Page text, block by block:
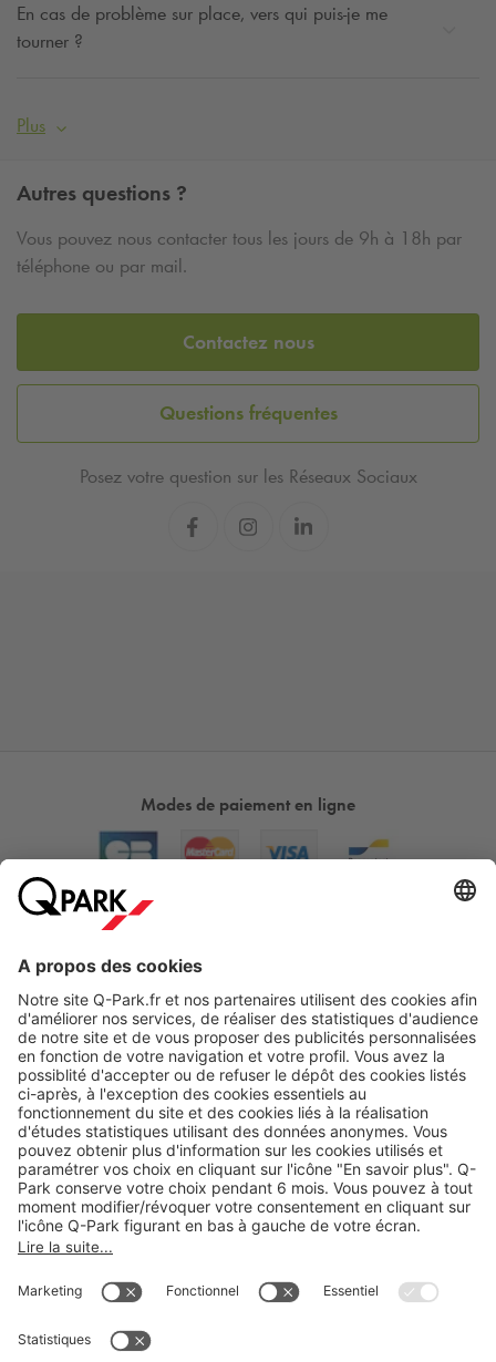
En cas de problème sur place, vers qui puis-je me
tourner ?
Plus
Autres questions ?
Vous pouvez nous contacter tous les jours de 9h à 18h par
téléphone ou par mail.
Contactez nous
Questions fréquentes
Posez votre question sur les Réseaux Sociaux
Modes de paiement en ligne
Nos produits
Nos services
Cookies